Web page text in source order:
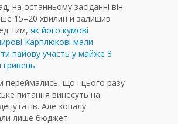
на останньому засіданні він
15–20 хвилин й залишив
тим, як його кумові
Карплюкові мали
пайову участь у майже 3
гривень.
переймались, що і цього разу
питання винесуть на
Але зопалу
лише бюджет.